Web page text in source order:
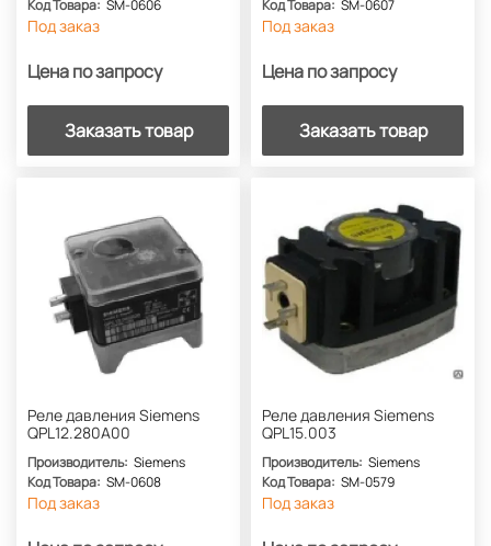
Код Товара: SM-0606
Под заказ
Цена по запросу
Заказать товар
Код Товара: SM-0607
Под заказ
Цена по запросу
Заказать товар
Реле давления Siemens
QPL12.280A00
Производитель: Siemens
Код Товара: SM-0608
Под заказ
Реле давления Siemens
QPL15.003
Производитель: Siemens
Код Товара: SM-0579
Под заказ